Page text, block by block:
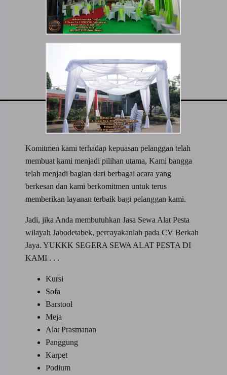
Komitmen kami terhadap kepuasan pelanggan telah
membuat kami menjadi pilihan utama, Kami bangga
telah menjadi bagian dari berbagai acara yang
berkesan dan kami berkomitmen untuk terus
memberikan layanan terbaik bagi pelanggan kami.
Jadi, jika Anda membutuhkan Jasa Sewa Alat Pesta
wilayah Jabodetabek, percayakanlah pada CV Berkah
Jaya. YUKKK SEGERA SEWA ALAT PESTA DI
KAMI . . .
Kursi
Sofa
Barstool
Meja
Alat Prasmanan
Panggung
Karpet
Podium